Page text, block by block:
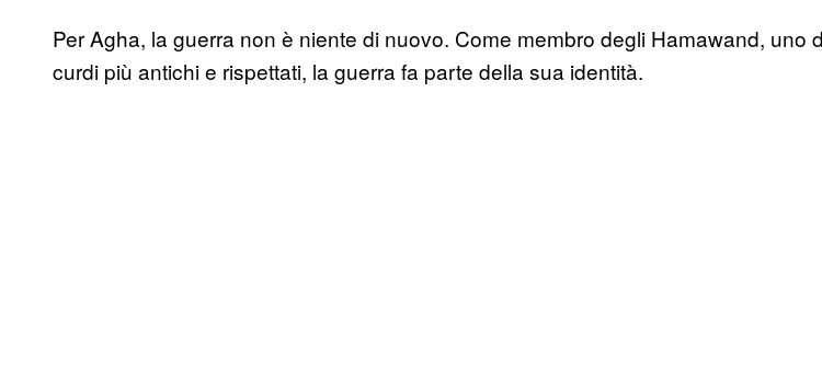
Per Agha, la guerra non è niente di nuovo. Come membro degli Hamawand, uno
curdi più antichi e rispettati, la guerra fa parte della sua identità.